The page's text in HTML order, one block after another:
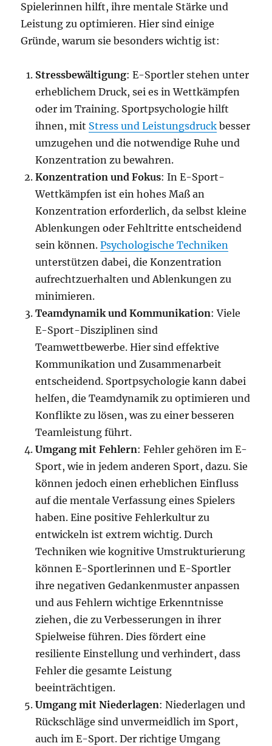
Spielerinnen hilft, ihre mentale Stärke und
Leistung zu optimieren. Hier sind einige
Gründe, warum sie besonders wichtig ist:
Stressbewältigung: E-Sportler stehen unter
erheblichem Druck, sei es in Wettkämpfen
oder im Training. Sportpsychologie hilft
ihnen, mit Stress und Leistungsdruck besser
umzugehen und die notwendige Ruhe und
Konzentration zu bewahren.
Konzentration und Fokus: In E-Sport-
Wettkämpfen ist ein hohes Maß an
Konzentration erforderlich, da selbst kleine
Ablenkungen oder Fehltritte entscheidend
sein können.Psychologische Techniken
unterstützen dabei, die Konzentration
aufrechtzuerhalten und Ablenkungen zu
minimieren.
Teamdynamik und Kommunikation: Viele
E-Sport-Disziplinen sind
Teamwettbewerbe. Hier sind effektive
Kommunikation und Zusammenarbeit
entscheidend. Sportpsychologie kann dabei
helfen, die Teamdynamik zu optimieren und
Konflikte zu lösen, was zu einer besseren
Teamleistung führt.
Umgang mit Fehlern: Fehler gehören im E-
Sport, wie in jedem anderen Sport, dazu. Sie
können jedoch einen erheblichen Einfluss
auf die mentale Verfassung eines Spielers
haben. Eine positive Fehlerkultur zu
entwickeln ist extrem wichtig. Durch
Techniken wie kognitive Umstrukturierung
können E-Sportlerinnen und E-Sportler
ihre negativen Gedankenmuster anpassen
und aus Fehlern wichtige Erkenntnisse
ziehen, die zu Verbesserungen in ihrer
Spielweise führen. Dies fördert eine
resiliente Einstellung und verhindert, dass
Fehler die gesamte Leistung
beeinträchtigen.
Umgang mit Niederlagen: Niederlagen und
Rückschläge sind unvermeidlich im Sport,
auch im E-Sport. Der richtige Umgang